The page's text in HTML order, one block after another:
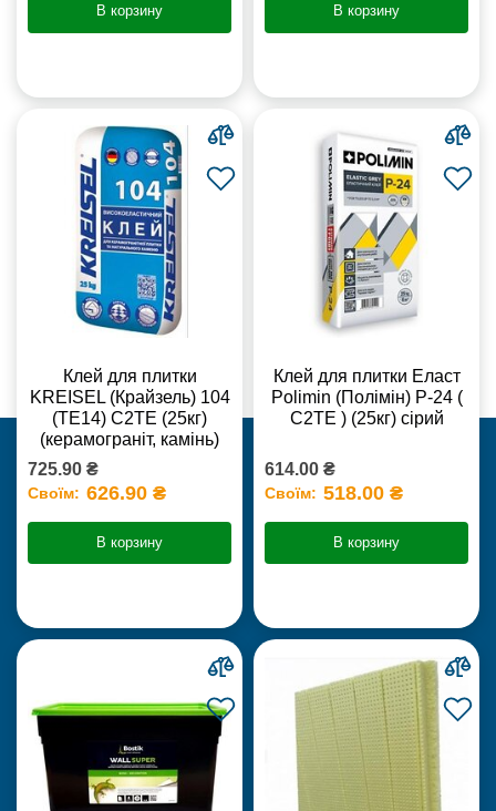
В корзину В корзину
Клей для плитки
KREISEL (Крайзель) 104
(ТЕ14) С2TE (25кг)
(керамограніт, камінь)
725.90 ₴
Своїм: 626.90 ₴
В корзину
Клей для плитки Еласт
Polimin (Полімін) Р-24 (
С2ТЕ ) (25кг) сірий
614.00 ₴
Своїм: 518.00 ₴
В корзину